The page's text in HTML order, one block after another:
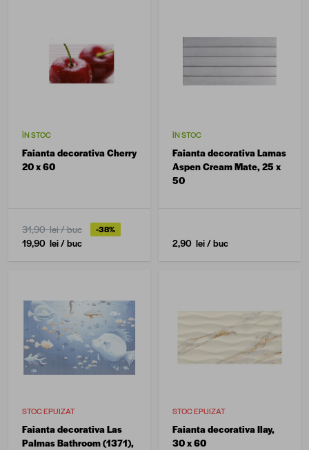
ÎN STOC
Faianta decorativa Cherry
20 x 60
31,90 lei/ buc -38%
19,90 lei/ buc
ÎN STOC
Faianta decorativa Lamas
Aspen Cream Mate, 25 x
50
2,90 lei/ buc
STOC EPUIZAT
Faianta decorativa Las
Palmas Bathroom (1371),
STOC EPUIZAT
Faianta decorativa Ilay,
30 x 60